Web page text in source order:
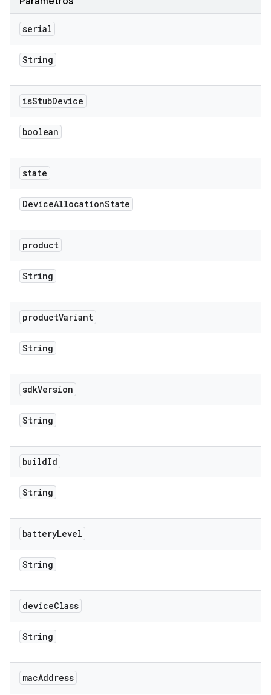
serial
String
isStubDevice
boolean
state
DeviceAllocationState
product
String
productVariant
String
sdkVersion
String
buildId
String
batteryLevel
String
deviceClass
String
macAddress